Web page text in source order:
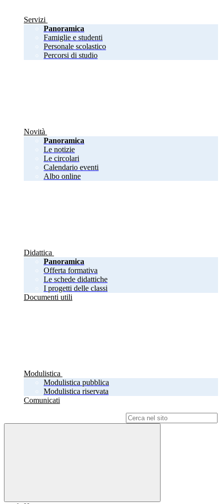
Servizi
Panoramica
Famiglie e studenti
Personale scolastico
Percorsi di studio
Novità
Panoramica
Le notizie
Le circolari
Calendario eventi
Albo online
Didattica
Panoramica
Offerta formativa
Le schede didattiche
I progetti delle classi
Documenti utili
Modulistica
Modulistica pubblica
Modulistica riservata
Comunicati